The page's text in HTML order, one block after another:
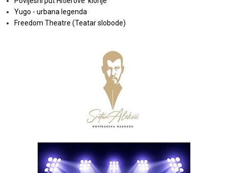
Yugo - urbana legenda
Freedom Theatre (Teatar slobode)